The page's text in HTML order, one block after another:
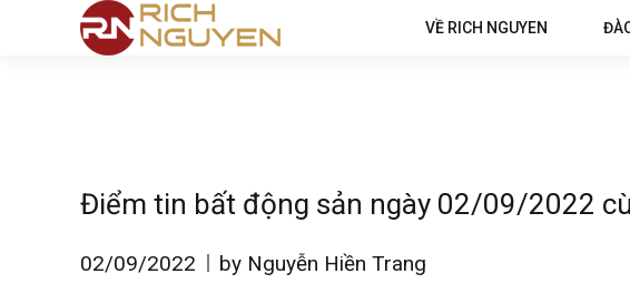
VỀ RICH NGUYEN
Điểm tin bất động sản ngày 02/09/2022
02/09/2022 by Nguyễn Hiền Trang